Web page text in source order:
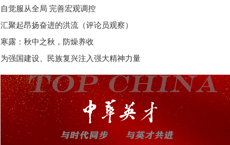
自觉服从全局 完善宏观调控
汇聚起昂扬奋进的洪流（评论员观察）
寒露：秋中之秋，防燥养收
为强国建设、民族复兴注入强大精神力量